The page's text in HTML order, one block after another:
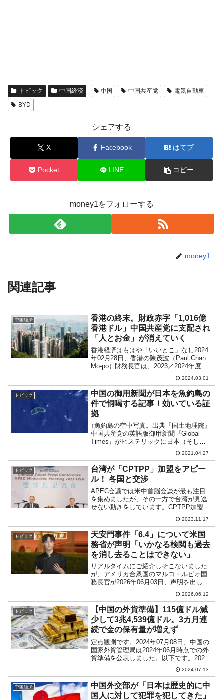
トピック 中国経済 中国 中国共産党
電気自動車
BYD
シェアする
X Facebook はてブ
Pocket LINE コピー
money1をフォローする
money1
関連記事
中国経済
香港の終末。財政赤字「1,016億
香港ドル」中国共産党に支配され
「人とお金」が消えていく
香港経済はもはや「いいとこ」なし2024
年02月28日、香港の陳茂波（Paul Chan
Mo-po）財務長官は、2023／2024年度※
の財政収支が「-1,016香港ドル」になる
と公表。次期2024／25年度は「-481億香
港ドル」になる...
2024.03.01
トピック
中国の御用新聞が日本を魚釣島の
件で恫喝する記事！効いている証
拠
↑魚釣島の空中写真。出典『国土地理院』
中国共産党の英語版御用新聞『Global
Times』がヒステリックに日本（そして
アメリカ合衆国）を非難しております。
今に始まったことではありませんが、し
かし、菅首相と合衆国バイデン大統領の
共同宣言以降...
2021.04.27
トピック
台湾が「CPTPP」加盟をアピー
ル！ 各国と交渉
APEC会議では米中首脳会談が最も注目
を集めましたが、その一方で台湾が見逃
せない動きをしています。CPTPP加盟に
向け、APEC会議に併せて鄧振中台湾首
席貿易交渉官が渡米。各国と交渉を行っ
ているのです。2023年11月15日、その鄧
振中さん...
2023.11.17
トピック
天安門事件「6.4」について米国
務省が声明「いかなる検閲も過去
を消し去ることはできない」
リアルタイムにご紹介しそこないました
が、アメリカ合衆国のマルコ・ルビオ国
務長官が2026年06月03日、声明を出して
いますので、ご紹介しておきます。
「89.6.4」また「6.4」「64」と略される
こともある、いわゆる「天安門事件」に
ついての...
2026.06.12
トピック
【中国の外貨準備】115億ドル減
少して3兆4,539億ドル。3カ月連
続で金の保有量が増えず
定点観測です。2024年07月08日、中国の
国家外貨管理局は2024年06月時点での外
貨準備を公表しました。以下です。2024
年06月外汇储备……3兆2,223.58億ドル
(Foreign currency reserves)対前月
比：-9...
2024.07.13
中国経済
中国外交部が「日本は歴史的に中
国人に対して犯罪を犯してきた」